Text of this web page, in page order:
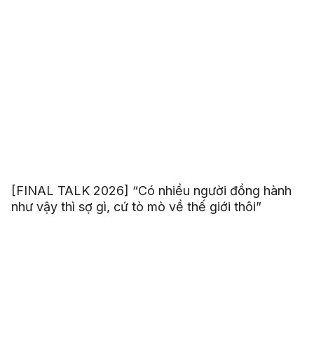
[FINAL TALK 2026] “Có nhiều người đồng hành
như vậy thì sợ gì, cứ tò mò về thế giới thôi”